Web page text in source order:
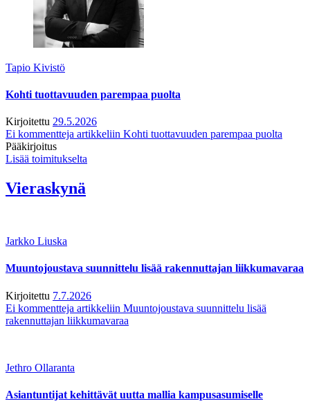
Tapio Kivistö
Kohti tuottavuuden parempaa puolta
Kirjoitettu 29.5.2026
Ei kommentteja artikkeliin Kohti tuottavuuden parempaa puolta
Pääkirjoitus
Lisää toimitukselta
Vieraskynä
Jarkko Liuska
Muuntojoustava suunnittelu lisää rakennuttajan liikkumavaraa
Kirjoitettu 7.7.2026
Ei kommentteja artikkeliin Muuntojoustava suunnittelu lisää
rakennuttajan liikkumavaraa
Jethro Ollaranta
Asiantuntijat kehittävät uutta mallia kampusasumiselle